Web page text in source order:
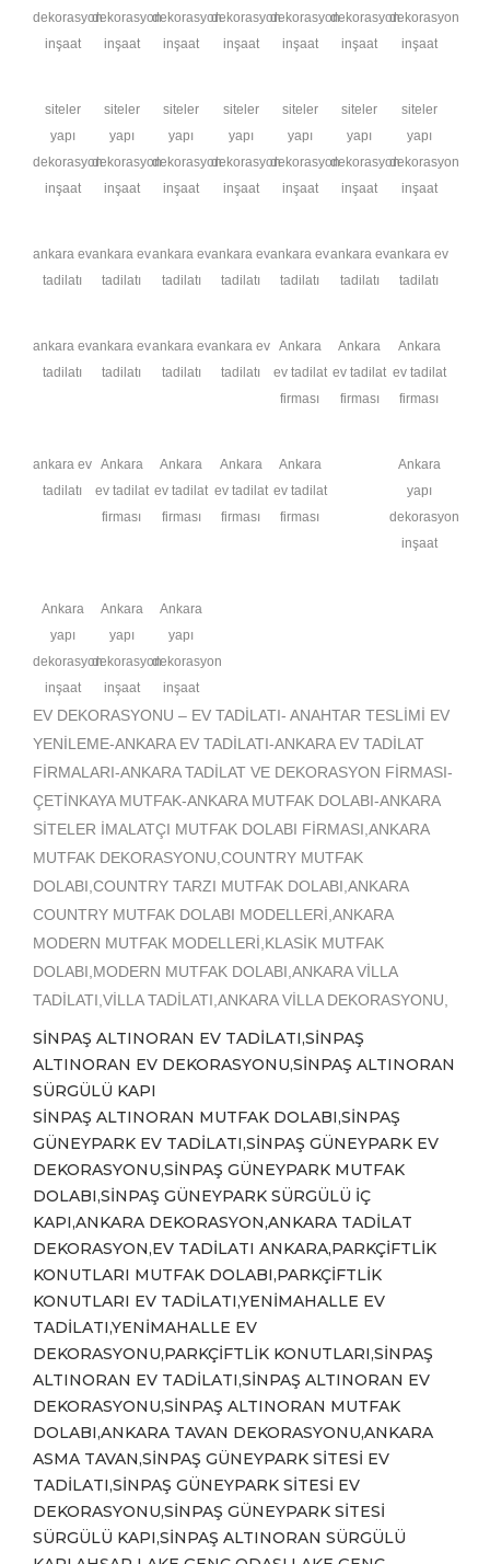
dekorasyon
inşaat
dekorasyon
inşaat
dekorasyon
inşaat
dekorasyon
inşaat
dekorasyon
inşaat
dekorasyon
inşaat
dekorasyon
inşaat
siteler
yapı
dekorasyon
inşaat
siteler
yapı
dekorasyon
inşaat
siteler
yapı
dekorasyon
inşaat
siteler
yapı
dekorasyon
inşaat
siteler
yapı
dekorasyon
inşaat
siteler
yapı
dekorasyon
inşaat
siteler
yapı
dekorasyon
inşaat
ankara ev
tadilatı
ankara ev
tadilatı
ankara ev
tadilatı
ankara ev
tadilatı
ankara ev
tadilatı
ankara ev
tadilatı
ankara ev
tadilatı
ankara ev
tadilatı
ankara ev
tadilatı
ankara ev
tadilatı
ankara ev
tadilatı
Ankara
ev tadilat
firması
Ankara
ev tadilat
firması
Ankara
ev tadilat
firması
ankara ev
tadilatı
Ankara
ev tadilat
firması
Ankara
ev tadilat
firması
Ankara
ev tadilat
firması
Ankara
ev tadilat
firması
Ankara
yapı
dekorasyon
inşaat
Ankara
yapı
dekorasyon
inşaat
Ankara
yapı
dekorasyon
inşaat
Ankara
yapı
dekorasyon
inşaat
EV DEKORASYONU – EV TADİLATI- ANAHTAR TESLİMİ EV
YENİLEME-ANKARA EV TADİLATI-ANKARA EV TADİLAT
FİRMALARI-ANKARA TADİLAT VE DEKORASYON FİRMASI-
ÇETİNKAYA MUTFAK-ANKARA MUTFAK DOLABI-ANKARA
SİTELER İMALATÇI MUTFAK DOLABI FİRMASI,ANKARA
MUTFAK DEKORASYONU,COUNTRY MUTFAK
DOLABI,COUNTRY TARZI MUTFAK DOLABI,ANKARA
COUNTRY MUTFAK DOLABI MODELLERİ,ANKARA
MODERN MUTFAK MODELLERİ,KLASİK MUTFAK
DOLABI,MODERN MUTFAK DOLABI,ANKARA VİLLA
TADİLATI,VİLLA TADİLATI,ANKARA VİLLA DEKORASYONU,
SİNPAŞ ALTINORAN EV TADİLATI,SİNPAŞ
ALTINORAN EV DEKORASYONU,SİNPAŞ ALTINORAN
SÜRGÜLÜ KAPI
SİNPAŞ ALTINORAN MUTFAK DOLABI,SİNPAŞ
GÜNEYPARK EV TADİLATI,SİNPAŞ GÜNEYPARK EV
DEKORASYONU,SİNPAŞ GÜNEYPARK MUTFAK
DOLABI,SİNPAŞ GÜNEYPARK SÜRGÜLÜ İÇ
KAPI,ANKARA DEKORASYON,ANKARA TADİLAT
DEKORASYON,EV TADİLATI ANKARA,PARKÇİFTLİK
KONUTLARI MUTFAK DOLABI,PARKÇİFTLİK
KONUTLARI EV TADİLATI,YENİMAHALLE EV
TADİLATI,YENİMAHALLE EV
DEKORASYONU,PARKÇİFTLİK KONUTLARI,SİNPAŞ
ALTINORAN EV TADİLATI,SİNPAŞ ALTINORAN EV
DEKORASYONU,SİNPAŞ ALTINORAN MUTFAK
DOLABI,ANKARA TAVAN DEKORASYONU,ANKARA
ASMA TAVAN,SİNPAŞ GÜNEYPARK SİTESİ EV
TADİLATI,SİNPAŞ GÜNEYPARK SİTESİ EV
DEKORASYONU,SİNPAŞ GÜNEYPARK SİTESİ
SÜRGÜLÜ KAPI,SİNPAŞ ALTINORAN SÜRGÜLÜ